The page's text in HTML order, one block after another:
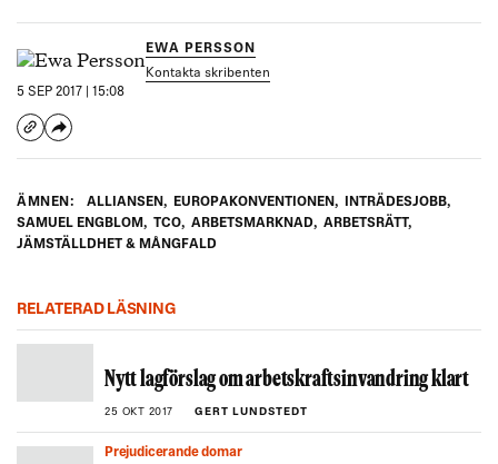
EWA PERSSON
Kontakta skribenten
5 SEP 2017 | 15:08
ÄMNEN: ALLIANSEN, EUROPAKONVENTIONEN, INTRÄDESJOBB,
SAMUEL ENGBLOM, TCO, ARBETSMARKNAD, ARBETSRÄTT,
JÄMSTÄLLDHET & MÅNGFALD
RELATERAD LÄSNING
Nytt lagförslag om arbetskraftsinvandring klart
25 OKT 2017 GERT LUNDSTEDT
Prejudicerande domar